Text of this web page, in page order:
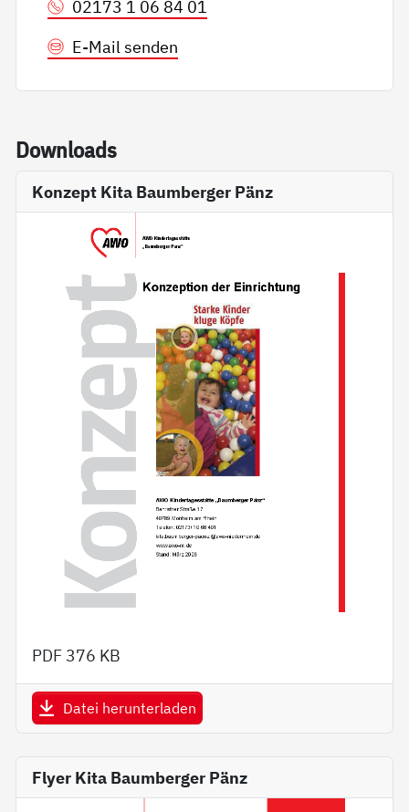
02173 1 06 84 01
E-Mail senden
Down­loads
Konzept Kita Baumberger Pänz
PDF 376 KB
Datei herunterladen
Flyer Kita Baumberger Pänz